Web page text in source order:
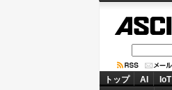
トップ AI IoT